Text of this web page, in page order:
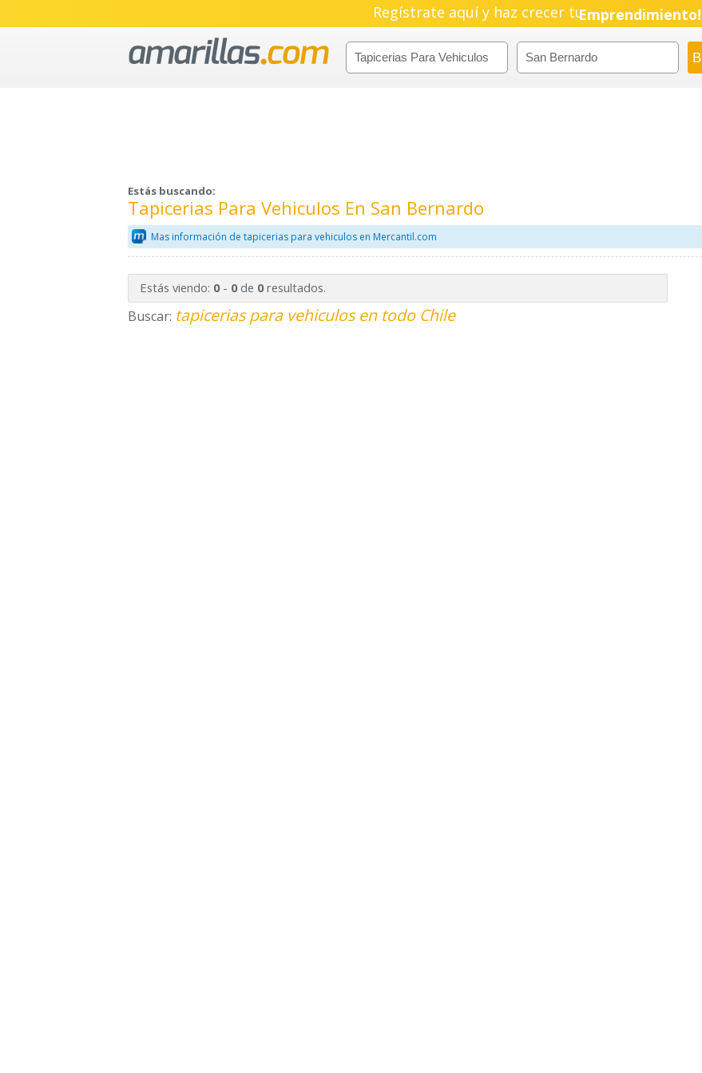
Regístrate aquí y haz crecer tuPyme!
Emprendimiento!
Estás buscando:
Tapicerias Para Vehiculos En San Bernardo
Mas información de tapicerias para vehiculos en Mercantil.com
Estás viendo: 0- 0de 0resultados.
Buscar: tapicerias para vehiculos en todo Chile